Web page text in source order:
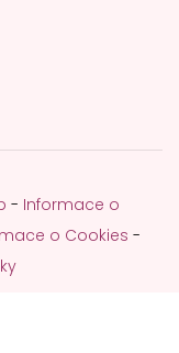
- Informace o
o Cookies -